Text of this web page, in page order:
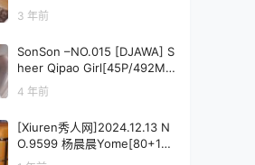
M]
3 年前
SonSon –NO.015 [DJAWA] S
heer Qipao Girl[45P/492M
4 年前
[Xiuren秀人网]2024.12.13 N
O.9599 杨晨晨Yome[80+1P/
646MB]